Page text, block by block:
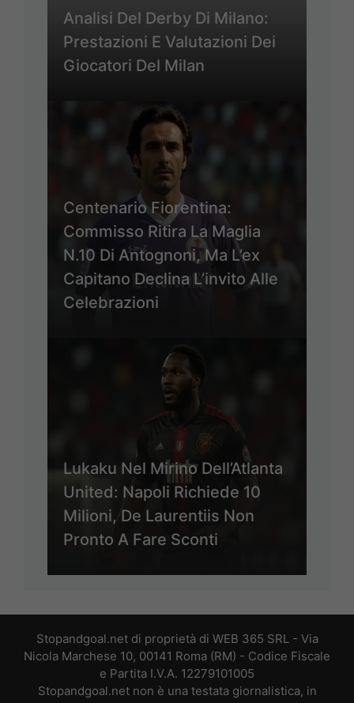
Analisi Del Derby Di Milano:
Prestazioni E Valutazioni Dei
Giocatori Del Milan
Centenario Fiorentina:
Commisso Ritira La Maglia
N.10 Di Antognoni, Ma L’ex
Capitano Declina L’invito Alle
Celebrazioni
Lukaku Nel Mirino Dell’Atlanta
United: Napoli Richiede 10
Milioni, De Laurentiis Non
Pronto A Fare Sconti
Stopandgoal.net di proprietà di WEB 365 SRL - Via
Nicola Marchese 10, 00141 Roma (RM) - Codice Fiscale
e Partita I.V.A. 12279101005
Stopandgoal.net non è una testata giornalistica, in